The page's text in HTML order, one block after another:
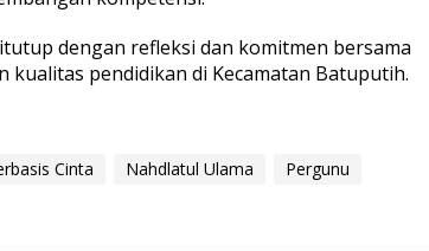
dengan refleksi dan komitmen bersama
kualitas pendidikan di Kecamatan Batuputih.
Cinta Nahdlatul Ulama
Pergunu